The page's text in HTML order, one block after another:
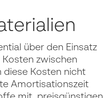
über den Einsatz
zwischen
diese Kosten nicht
Amortisationszeit